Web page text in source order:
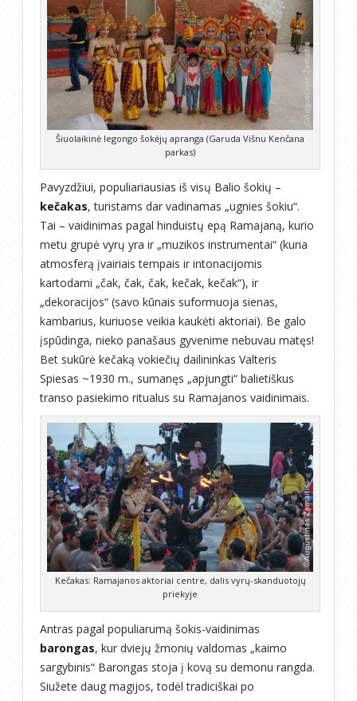
Šiuolaikinė legongo šokėjų apranga (Garuda Višnu Kenčana
parkas)
Pavyzdžiui, populiariausias iš visų Balio šokių –
kečakas, turistams dar vadinamas „ugnies šokiu“.
Tai – vaidinimas pagal hinduistų epą Ramajaną, kurio
metu grupė vyrų yra ir „muzikos instrumentai“ (kuria
atmosferą įvairiais tempais ir intonacijomis
kartodami „čak, čak, čak, kečak, kečak“), ir
„dekoracijos“ (savo kūnais suformuoja sienas,
kambarius, kuriuose veikia kaukėti aktoriai). Be galo
įspūdinga, nieko panašaus gyvenime nebuvau matęs!
Bet sukūrė kečaką vokiečių dailininkas Valteris
Spiesas ~1930 m., sumanęs „apjungti“ balietiškus
transo pasiekimo ritualus su Ramajanos vaidinimais.
Kečakas: Ramajanos aktoriai centre, dalis vyrų-skanduotojų
priekyje
Antras pagal populiarumą šokis-vaidinimas
barongas, kur dviejų žmonių valdomas „kaimo
sargybinis“ Barongas stoja į kovą su demonu rangda.
Siužete daug magijos, todėl tradiciškai po